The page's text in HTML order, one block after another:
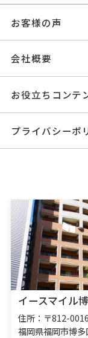
お客様の声
会社概要
お役立ちコンテ
プライバシーポ
イースマイル
住所：〒812-0016
福岡県福岡市博